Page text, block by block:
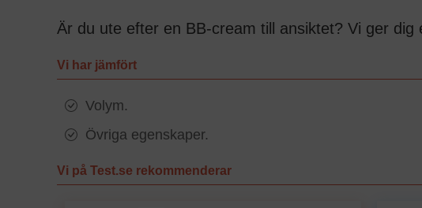
Är du ute efter en BB-cream till ansiktet? Vi ger
Vi har jämfört
Volym.
Övriga egenskaper.
Vi på Test.se rekommenderar